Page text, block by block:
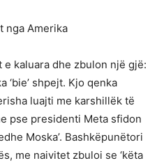
nga Amerika
kaluara dhe zbulon një gjë:
‘bie’ shpejt. Kjo qenka
luajti me karshillëk të
pse presidenti Meta sfidon
Moska’. Bashkëpunëtori
me naivitet zbuloi se ‘këta